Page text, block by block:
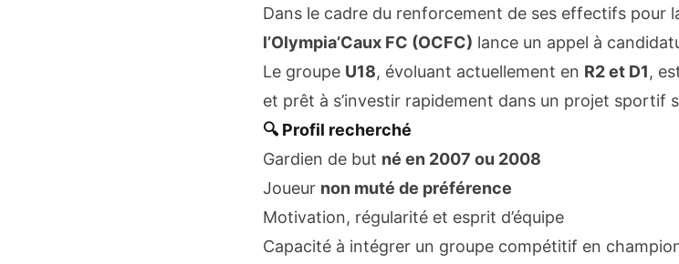
Dans le cadre du renforcement de ses effectifs pour
l’Olympia’Caux FC (OCFC) lance un appel à
Le groupe U18, évoluant actuellement en R2 et D1,
et prêt à s’investir rapidement dans un projet sportif
🔍 Profil recherché
Gardien de but né en 2007 ou 2008
Joueur non muté de préférence
Motivation, régularité et esprit d’équipe
Capacité à intégrer un groupe compétitif en